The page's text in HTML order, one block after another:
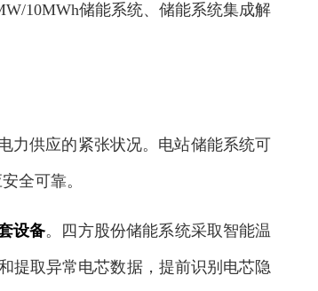
10MWh储能系统、储能系统集成解
力供应的紧张状况。电站储能系统可
全可靠。
设备。四方股份储能系统采取智能温
提取异常电芯数据，提前识别电芯隐